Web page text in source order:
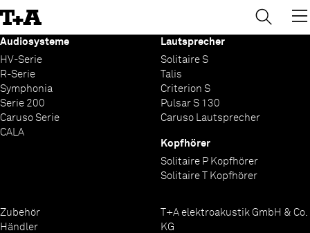
to
Content
Audiosysteme
HV-Serie
R-Serie
Symphonia
Serie 200
Caruso Serie
CALA
Lautsprecher
Solitaire S
Talis
Criterion S
Pulsar S 130
Caruso Lautsprecher
Kopfhörer
Solitaire P Kopfhörer
Solitaire T Kopfhörer
Zubehör
Händler
T+A elektroakustik GmbH & Co.
KG
→ ×